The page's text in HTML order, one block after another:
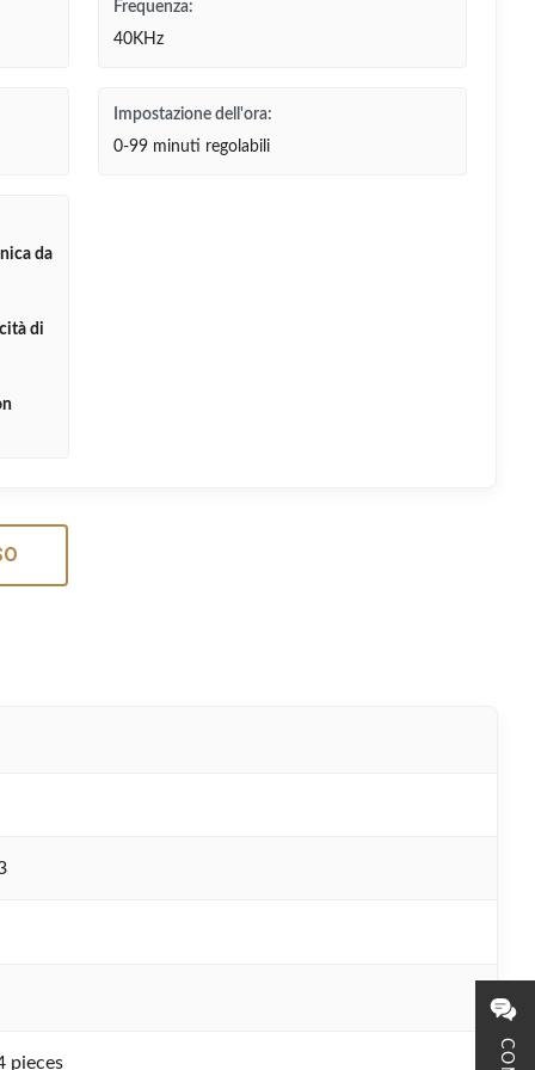
Frequenza:
40KHz
Impostazione dell'ora:
0-99 minuti regolabili
da
di
pieces